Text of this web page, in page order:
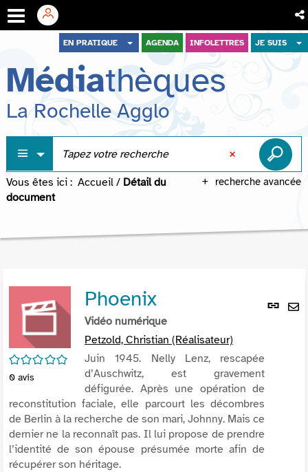
menu
contenu
recherche
EN PRATIQUE AGENDA INFOLETTRES JE SUIS
Médiathèques
La Rochelle Agglo
recherche avancée
Vous êtes ici : Accueil / Détail du
document
Lien
/5
0 avis
Phoenix
Vidéo numérique
Petzold, Christian (Réalisateur)
Juin 1945. Nelly Lenz, rescapée
d’Auschwitz, est gravement
défigurée. Après une opération de
reconstitution faciale, elle parcourt les décombres
de Berlin à la recherche de son mari, Johnny. Mais ce
dernier ne la reconnaît pas. Il lui propose de prendre
l’identité de son épouse présumée morte afin de
récupérer son héritage.